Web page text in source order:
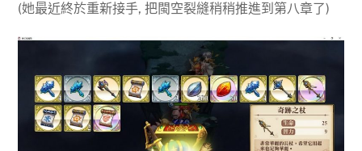
(她最近終於重新接手, 把閩空裂縫稍稍推進到第八章了)